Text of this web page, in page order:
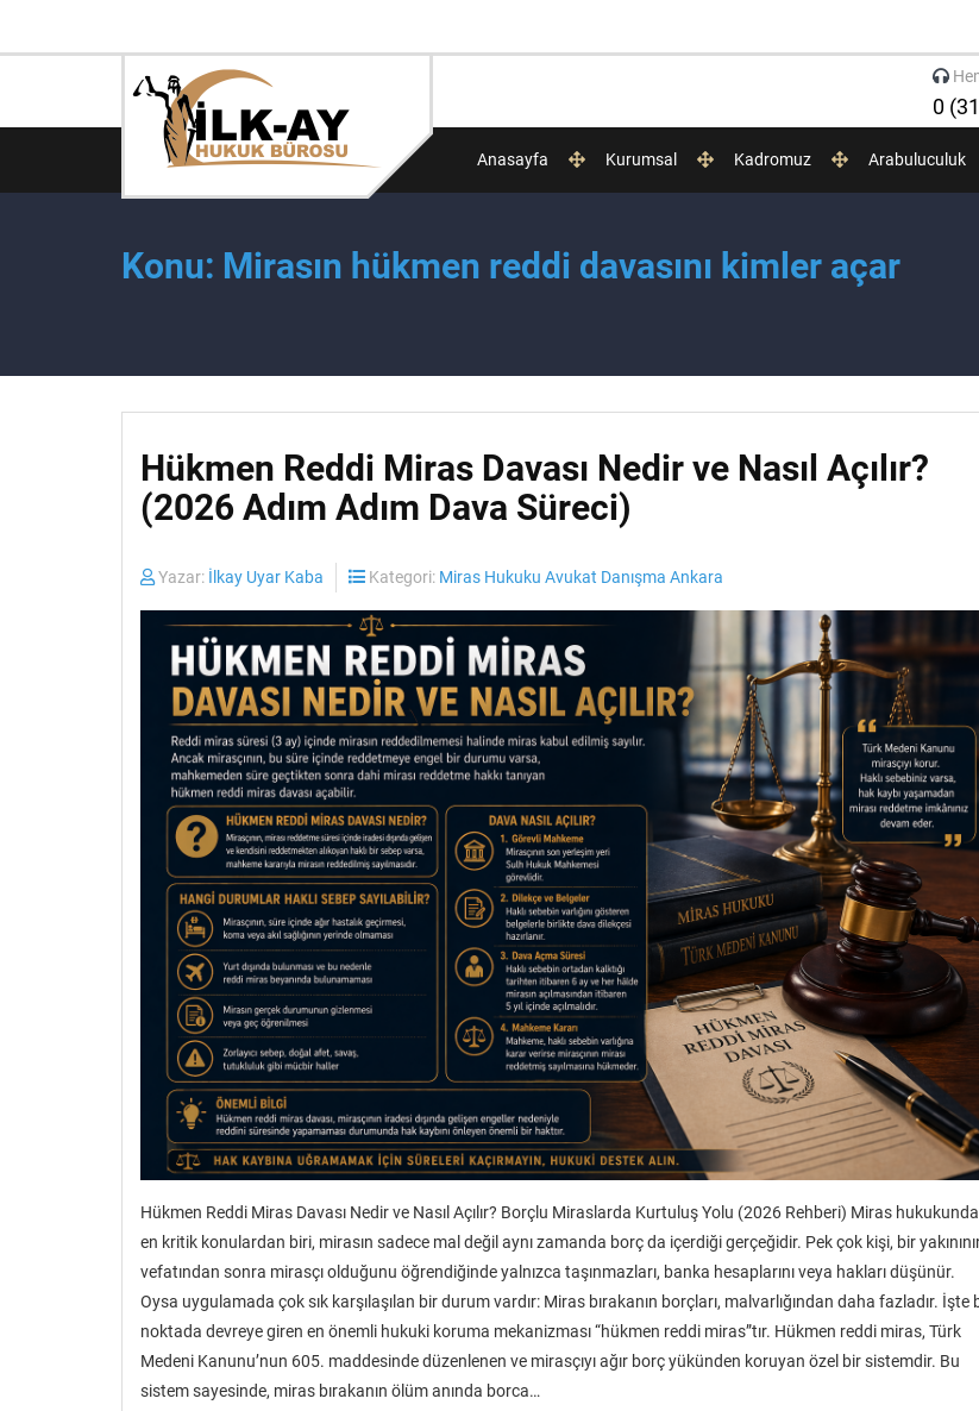
0
Anasayfa Kurumsal Kadromuz Arabuluculuk
Konu: Mirasın hükmen reddi davasını kimler açar
Hükmen Reddi Miras Davası Nedir ve Nasıl Açılır?
(2026 Adım Adım Dava Süreci)
Yazar: İlkay Uyar Kaba Kategori: Miras Hukuku Avukat Danışma Ankara
Hükmen Reddi Miras Davası Nedir ve Nasıl Açılır? Borçlu Miraslarda Kurtuluş Yolu (2026 Rehberi) Miras hukukunda
en kritik konulardan biri, mirasın sadece mal değil aynı zamanda borç da içerdiği gerçeğidir. Pek çok kişi, bir
vefatından sonra mirasçı olduğunu öğrendiğinde yalnızca taşınmazları, banka hesaplarını veya hakları düşünür.
Oysa uygulamada çok sık karşılaşılan bir durum vardır: Miras bırakanın borçları, malvarlığından daha fazladır. İşte
noktada devreye giren en önemli hukuki koruma mekanizması “hükmen reddi miras”tır. Hükmen reddi miras, Türk
Medeni Kanunu’nun 605. maddesinde düzenlenen ve mirasçıyı ağır borç yükünden koruyan özel bir sistemdir. Bu
sistem sayesinde, miras bırakanın ölüm anında borca…